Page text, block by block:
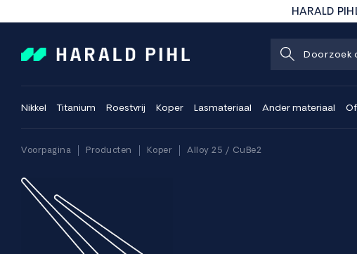
HARALD
Nikkel Titanium Roestvrij Koper Lasmateriaal Ander materiaal
Voorpagina Producten Koper Alloy 25 / CuBe2